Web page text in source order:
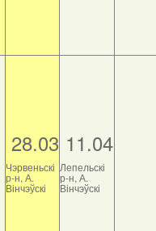
28.03
Чэрвеньскі
р-н, А.
Вінчэўскі
11.04
Лепельскі
р-н, А.
Вінчэўскі